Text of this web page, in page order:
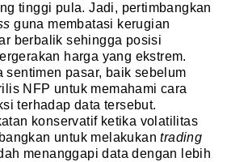
tinggi pula. Jadi, pertimbangkan
guna membatasi kerugian
berbalik sehingga posisi
harga yang ekstrem.
sentimen pasar, baik sebelum
NFP untuk memahami cara
terhadap data tersebut.
konservatif ketika volatilitas
untuk melakukantrading
menanggapi data dengan lebih